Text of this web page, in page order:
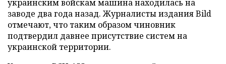
украинским войскам машина находилась на
заводе два года назад. Журналисты издания Bild
отмечают, что таким образом чиновник
подтвердил давнее присутствие систем на
украинской территории.